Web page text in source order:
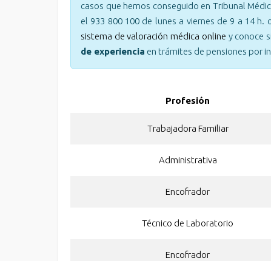
casos que hemos conseguido en Tribunal
el 933 800 100 de lunes a viernes de 9 a 14
sistema de valoración médica online y conoce
de experiencia en trámites de pensiones por
Profesión
Trabajadora Familiar
Administrativa
Encofrador
Técnico de Laboratorio
Encofrador